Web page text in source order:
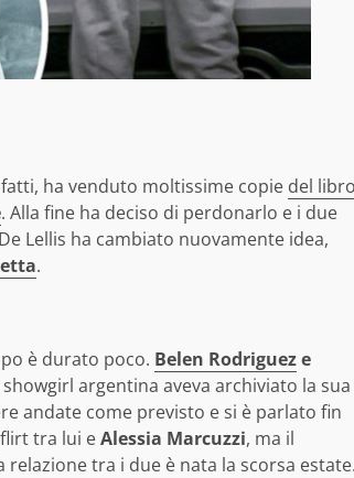
ha venduto moltissime copie del
. Alla fine ha deciso di perdonarlo e i due
Lellis ha cambiato nuovamente idea,
.
è durato poco. Belen Rodrigueze
argentina aveva archiviato la sua
andate come previsto e si è parlato fin
tra lui eAlessia Marcuzzi, ma il
relazione tra i due è nata la scorsa